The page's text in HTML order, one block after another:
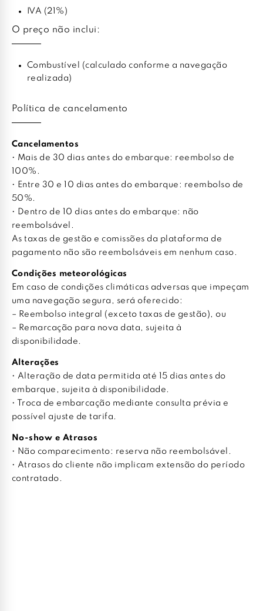
IVA (21%)
O preço não inclui:
Combustível (calculado conforme a navegação
realizada)
Política de cancelamento
Cancelamentos
• Mais de 30 dias antes do embarque: reembolso de
100%.
• Entre 30 e 10 dias antes do embarque: reembolso de
50%.
• Dentro de 10 dias antes do embarque: não
reembolsável.
As taxas de gestão e comissões da plataforma de
pagamento não são reembolsáveis em nenhum caso.
Condições meteorológicas
Em caso de condições climáticas adversas que impeçam
uma navegação segura, será oferecido:
– Reembolso integral (exceto taxas de gestão), ou
– Remarcação para nova data, sujeita à
disponibilidade.
Alterações
• Alteração de data permitida até 15 dias antes do
embarque, sujeita à disponibilidade.
• Troca de embarcação mediante consulta prévia e
possível ajuste de tarifa.
No-show e Atrasos
• Não comparecimento: reserva não reembolsável.
• Atrasos do cliente não implicam extensão do período
contratado.